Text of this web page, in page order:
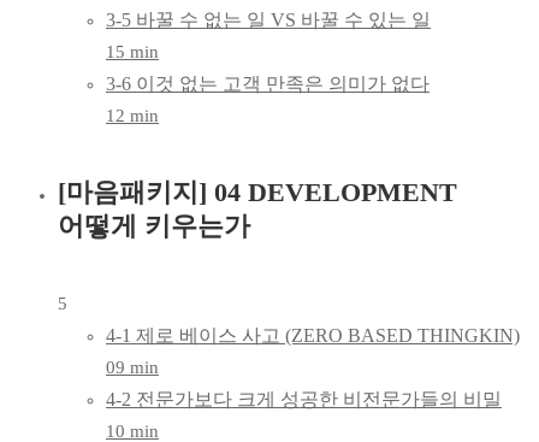
3-5 바꿀 수 없는 일 VS 바꿀 수 있는 일
15 min
3-6 이것 없는 고객 만족은 의미가 없다
12 min
[마음패키지] 04 DEVELOPMENT
어떻게 키우는가
5
4-1 제로 베이스 사고 (ZERO BASED THINGKIN)
09 min
4-2 전문가보다 크게 성공한 비전문가들의 비밀
10 min